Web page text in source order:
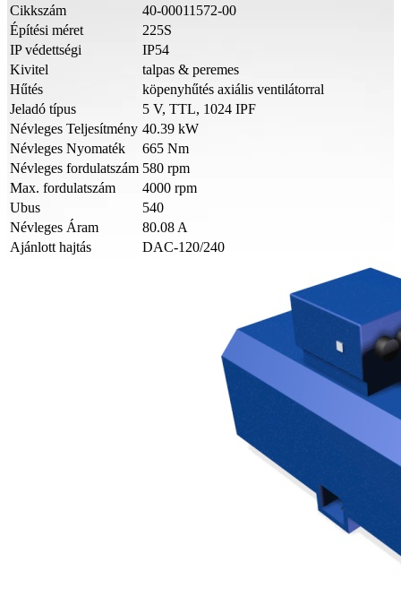
Cikkszám
40-00011572-00
Építési méret
225S
IP védettségi
IP54
Kivitel
talpas & peremes
Hűtés
köpenyhűtés axiális ventilátorral
Jeladó típus
5 V, TTL, 1024 IPF
Névleges Teljesítmény 40.39 kW
Névleges Nyomaték
665 Nm
Névleges fordulatszám 580 rpm
Max. fordulatszám
4000 rpm
Ubus
540
Névleges Áram
80.08 A
Ajánlott hajtás
DAC-120/240